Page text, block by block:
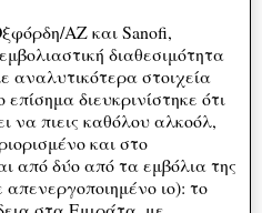
ΑΖ και Sanofi,
διαθεσιμότητα
αναλυτικότερα στοιχεία
διευκρινίστηκε ότι
να πιεις καθόλου αλκοόλ,
και στο
από δύο από τα εμβόλια της
ιο): το